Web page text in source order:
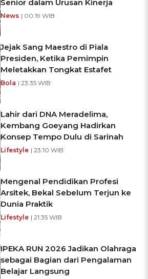
Senior dalam Urusan Kinerja
News | 00:19 WIB
Jejak Sang Maestro di Piala
Presiden, Ketika Pemimpin
Meletakkan Tongkat Estafet
Bola | 23:35 WIB
Lahir dari DNA Meradelima,
Kembang Goeyang Hadirkan
Konsep Tempo Dulu di Sarinah
Lifestyle | 23:10 WIB
Mengenal Pendidikan Profesi
Arsitek, Bekal Sebelum Terjun ke
Dunia Praktik
Lifestyle | 21:35 WIB
IPEKA RUN 2026 Jadikan Olahraga
sebagai Bagian dari Pengalaman
Belajar Langsung